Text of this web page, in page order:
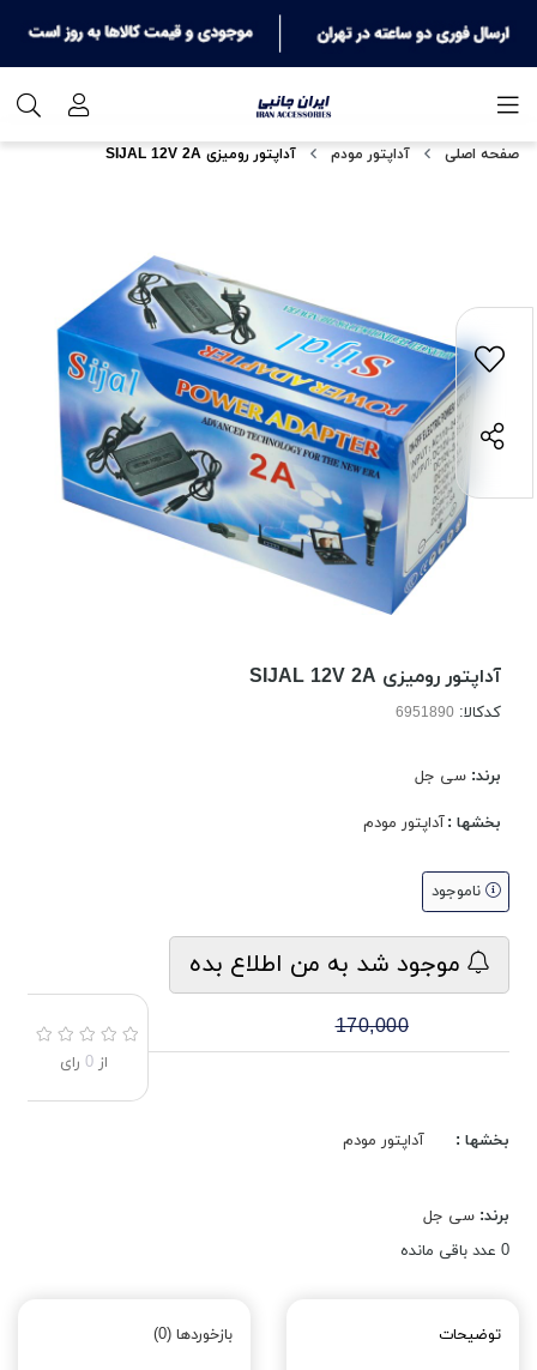
صفحه اصلی آداپتور مودم آداپتور رومیزی SIJAL 12V 2A
آداپتور رومیزی SIJAL 12V 2A
کدکالا:
برند: سی جل
بخشها :آداپتور مودم
ناموجود
موجود شد به من اطلاع بده
170,000
از 0 رای
بخشها : آداپتور مودم
برند: سی جل
0 عدد باقی مانده
توضیحات بازخوردها (0)